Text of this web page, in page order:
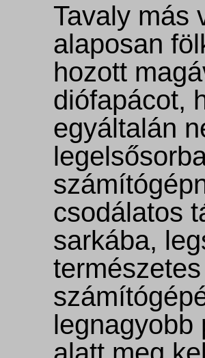
Tavaly más
alaposan
hozott
diófapácot,
egyáltalán
csodálatos
sarkába,
legnagyobb